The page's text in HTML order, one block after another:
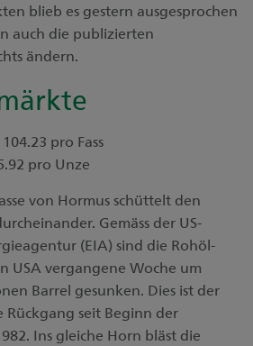
blieb es gestern ausgesprochen
auch die publizierten
ändern.
104.23 pro Fass
pro Unze
von Hormus schüttelt den
Gemäss der US-
(EIA) sind die Rohöl-
USA vergangene Woche um
Barrel gesunken. Dies ist der
Rückgang seit Beginn der
Ins gleiche Horn bläst die